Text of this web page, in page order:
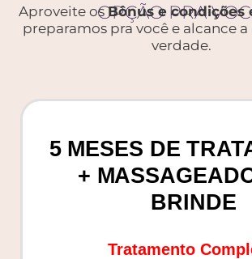
OPÇÃO PRA
Aproveite osBônus e condições
preparamos pra você e alcance
verdade.
5 MESES DE
+
BRINDE
Tratamento